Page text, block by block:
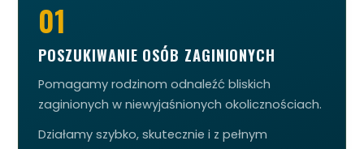
01
POSZUKIWANIE OSÓB ZAGINIONYCH
Pomagamy rodzinom odnaleźć bliskich
zaginionych w niewyjaśnionych okolicznościach.
Działamy szybko, skutecznie i z pełnym